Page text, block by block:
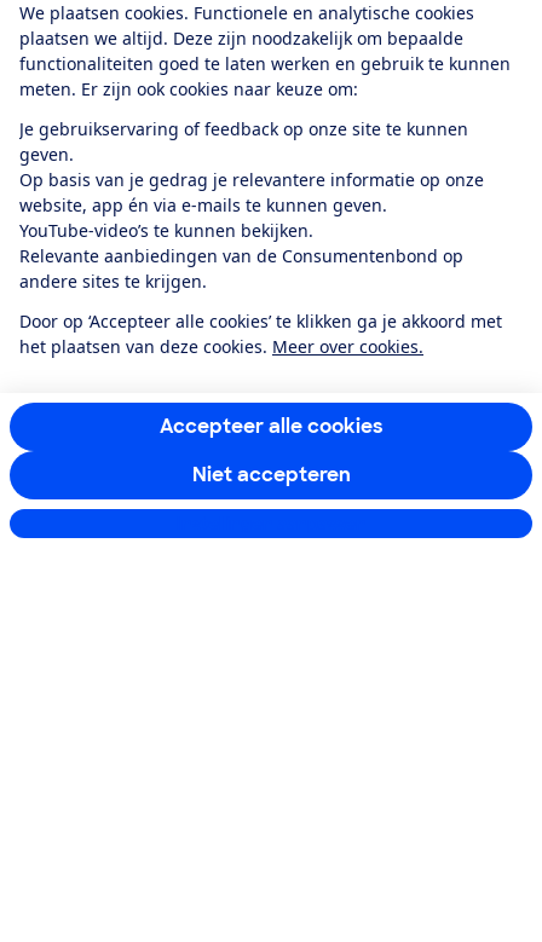
We plaatsen cookies. Functionele en analytische cookies
plaatsen we altijd. Deze zijn noodzakelijk om bepaalde
functionaliteiten goed te laten werken en gebruik te kunnen
meten. Er zijn ook cookies naar keuze om:
Je gebruikservaring of feedback op onze site te kunnen
geven.
Op basis van je gedrag je relevantere informatie op onze
website, app én via e-mails te kunnen geven.
YouTube-video’s te kunnen bekijken.
Relevante aanbiedingen van de Consumentenbond op
andere sites te krijgen.
Door op ‘Accepteer alle cookies’ te klikken ga je akkoord met
het plaatsen van deze cookies. Meer over cookies.
Accepteer alle cookies
Niet accepteren
Ontvang nieuws, acties en tips in je mailbox. In onze
privacyverklaringlees je hoe we omgaan met je
persoonsgegevens en e-mails voor je personaliseren.
E-mailadres
Ik meld me aan
Service & Contact
Doe mee